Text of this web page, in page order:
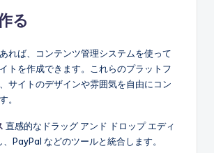
る
れば、コンテンツ管理システムを使って
トを作成できます。これらのプラットフ
サイトのデザインや雰囲気を自由にコン
。
直感的なドラッグ アンド ドロップ エディ
、PayPal などのツールと統合します。